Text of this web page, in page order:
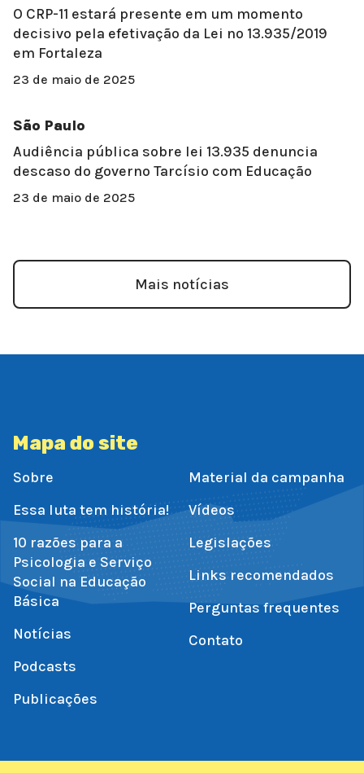
O CRP-11 estará presente em um momento
decisivo pela efetivação da Lei nº 13.935/2019
em Fortaleza
23 de maio de 2025
São Paulo
Audiência pública sobre lei 13.935 denuncia
descaso do governo Tarcísio com Educação
23 de maio de 2025
Mais notícias
Mapa do site
Sobre
Essa luta tem história!
10 razões para a
Psicologia e Serviço
Social na Educação
Básica
Notícias
Podcasts
Publicações
Material da campanha
Vídeos
Legislações
Links recomendados
Perguntas frequentes
Contato